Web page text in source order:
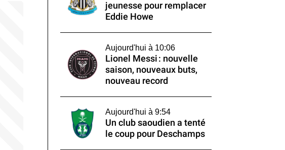
jeunesse pour remplacer
Eddie Howe
Aujourd'hui à 10:06
Lionel Messi : nouvelle
saison, nouveaux buts,
nouveau record
Aujourd'hui à 9:54
Un club saoudien a tenté
le coup pour Deschamps